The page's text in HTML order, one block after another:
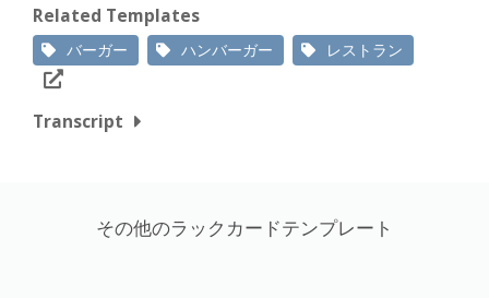
Related Templates
バーガー ハンバーガー レストラン
Transcript
その他のラックカードテンプレート